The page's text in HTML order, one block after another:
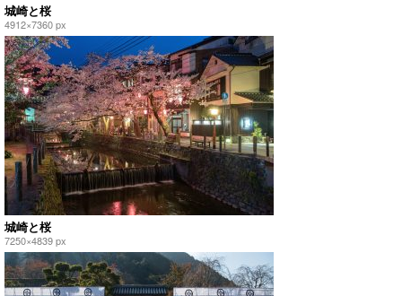
城崎と桜
4912×7360 px
城崎と桜
7250×4839 px